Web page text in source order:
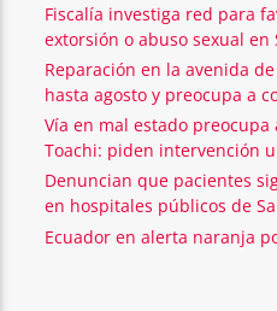
Fiscalía investiga red para
extorsión o abuso sexual en
Reparación en la avenida
hasta agosto y preocupa a
Vía en mal estado
Toachi: piden intervención
Denuncian que pacientes
en hospitales públicos de
Ecuador en alerta naranja